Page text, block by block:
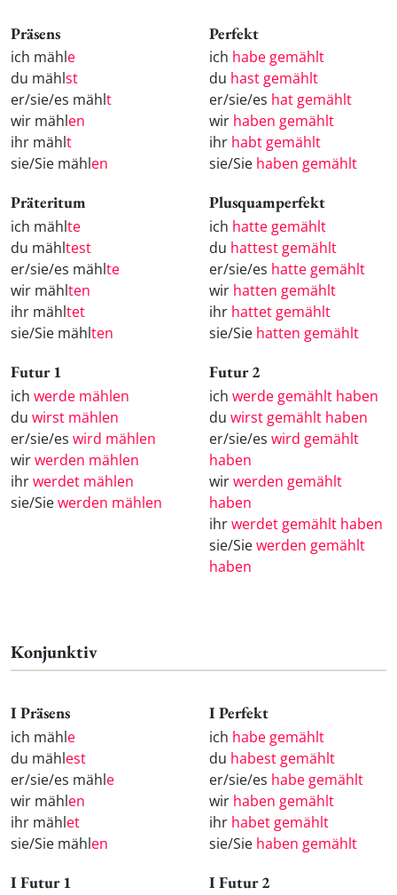
Präsens
ich mähle
du mählst
er/sie/es mählt
wir mählen
ihr mählt
sie/Sie mählen
Perfekt
ich habe gemählt
du hast gemählt
er/sie/es hat gemählt
wir haben gemählt
ihr habt gemählt
sie/Sie haben gemählt
Präteritum
ich mählte
du mähltest
er/sie/es mählte
wir mählten
ihr mähltet
sie/Sie mählten
Plusquamperfekt
ich hatte gemählt
du hattest gemählt
er/sie/es hatte gemählt
wir hatten gemählt
ihr hattet gemählt
sie/Sie hatten gemählt
Futur 1
ich werde mählen
du wirst mählen
er/sie/es wird mählen
wirwerden mählen
ihrwerdet mählen
sie/Siewerden mählen
Futur 2
ich werde gemählt haben
du wirst gemählt haben
er/sie/es wird gemählt
haben
wirwerden gemählt
haben
ihrwerdet gemählt haben
sie/Siewerden gemählt
haben
Konjunktiv
I Präsens
ich mähle
du mählest
er/sie/es mähle
wir mählen
ihr mählet
sie/Sie mählen
I Perfekt
ich habe gemählt
du habest gemählt
er/sie/es habe gemählt
wir haben gemählt
ihr habet gemählt
sie/Sie haben gemählt
I Futur 1 I Futur 2